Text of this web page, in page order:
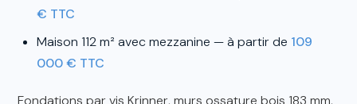
€ TTC
Maison 112 m² avec mezzanine — à partir de 109
000 € TTC
Fondations par vis Krinner, murs ossature bois 183 mm,